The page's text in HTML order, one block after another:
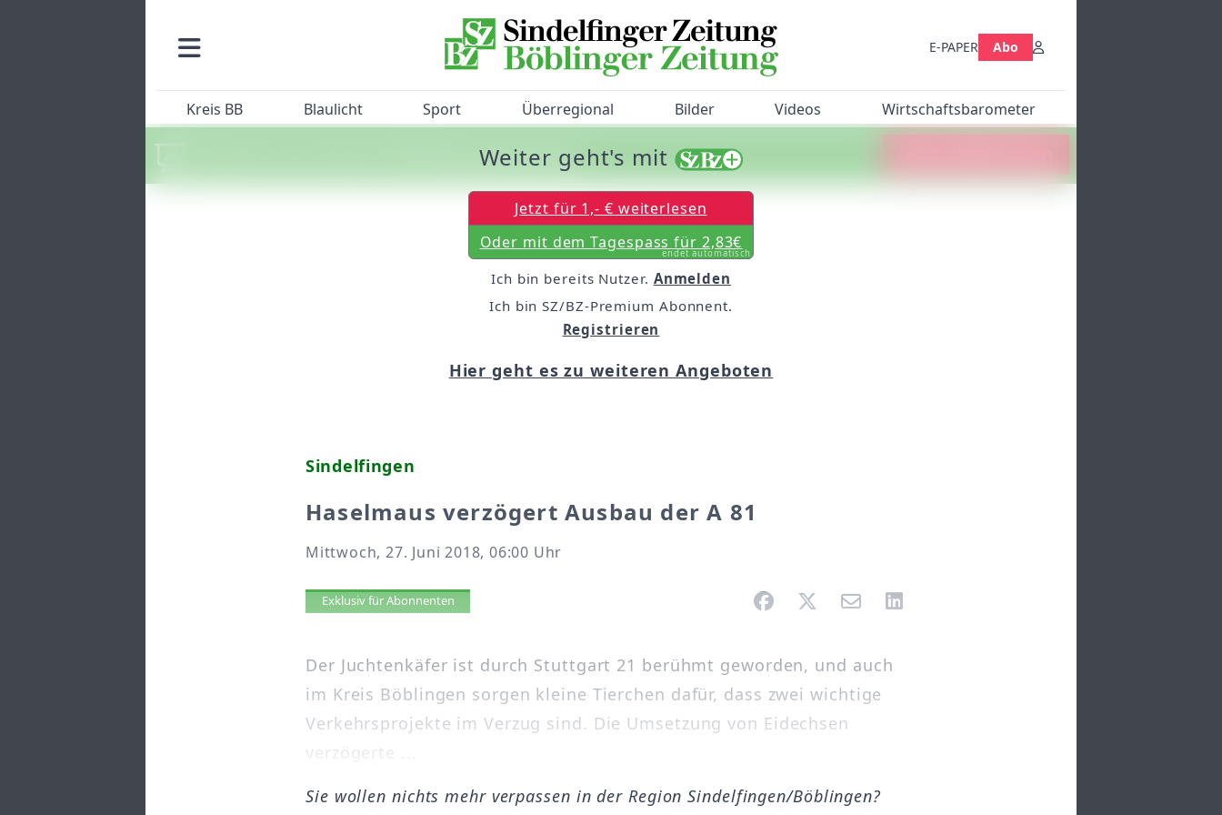
E-PAPER Abo
Kreis BB Blaulicht Sport Überregional Bilder Videos Wirtschaftsbarometer
Machen Sie mit beim SZ/BZ-Bürgerbarometer!
Sindelfingen
Haselmaus verzögert Ausbau der A 81
Mittwoch, 27. Juni 2018, 06:00 Uhr
Artikel vorlesen
Exklusiv für Abonnenten
Der Juchtenkäfer ist durch Stuttgart 21 berühmt geworden, und auch
im Kreis Böblingen sorgen kleine Tierchen dafür, dass zwei wichtige
Verkehrsprojekte im Verzug sind. Die Umsetzung von Eidechsen
verzögerte ...
Weiter geht's mit
Jetzt für 1,- € weiterlesen
Oder mit dem Tagespass für 2,83€
endet automatisch
Ich bin bereits Nutzer. Anmelden
Ich bin SZ/BZ-Premium Abonnent.
Registrieren
Hier geht es zu weiteren Angeboten
Sie wollen nichts mehr verpassen in der Region Sindelfingen/Böblingen?